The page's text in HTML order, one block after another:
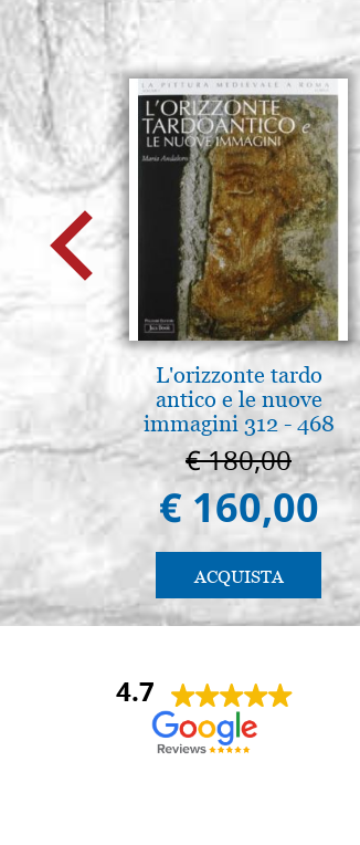
L'orizzonte tardo
antico e le nuove
immagini 312 - 468
€ 180,00
€ 160,00
ACQUISTA
4.7
Andrea Monguzzi